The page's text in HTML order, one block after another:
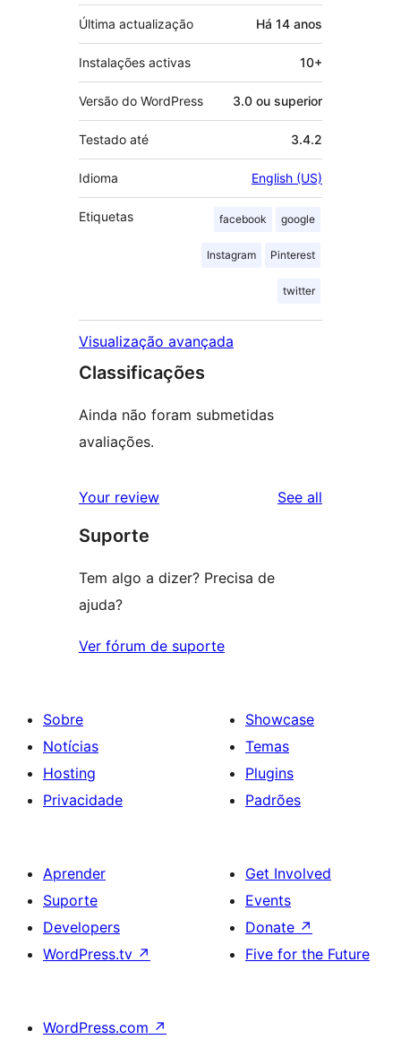
Última actualização Há 14 anos
Instalações activas 10+
Versão do WordPress 3.0 ou superior
Testado até 3.4.2
Idioma English (US)
Etiquetas facebook google
Instagram Pinterest
twitter
Visualização avançada
Classificações
Ainda não foram submetidas
avaliações.
Your review See all
Suporte
Tem algo a dizer? Precisa de
ajuda?
Ver fórum de suporte
Sobre
Notícias
Hosting
Privacidade
Showcase
Temas
Plugins
Padrões
Aprender
Suporte
Developers
WordPress.tv ↗
Get Involved
Events
Donate ↗
Five for the Future
WordPress.com ↗